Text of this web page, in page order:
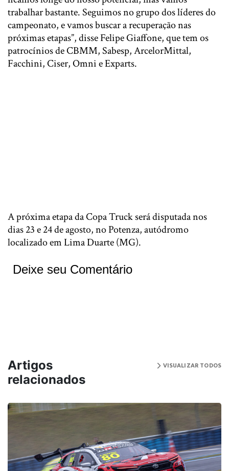
trabalhar bastante. Seguimos no grupo dos líderes do
campeonato, e vamos buscar a recuperação nas
próximas etapas”, disse Felipe Giaffone, que tem os
patrocínios de CBMM, Sabesp, ArcelorMittal,
Facchini, Ciser, Omni e Exparts.
A próxima etapa da Copa Truck será disputada nos
dias 23 e 24 de agosto, no Potenza, autódromo
localizado em Lima Duarte (MG).
Deixe seu Comentário
Artigos
relacionados
VISUALIZAR TODOS